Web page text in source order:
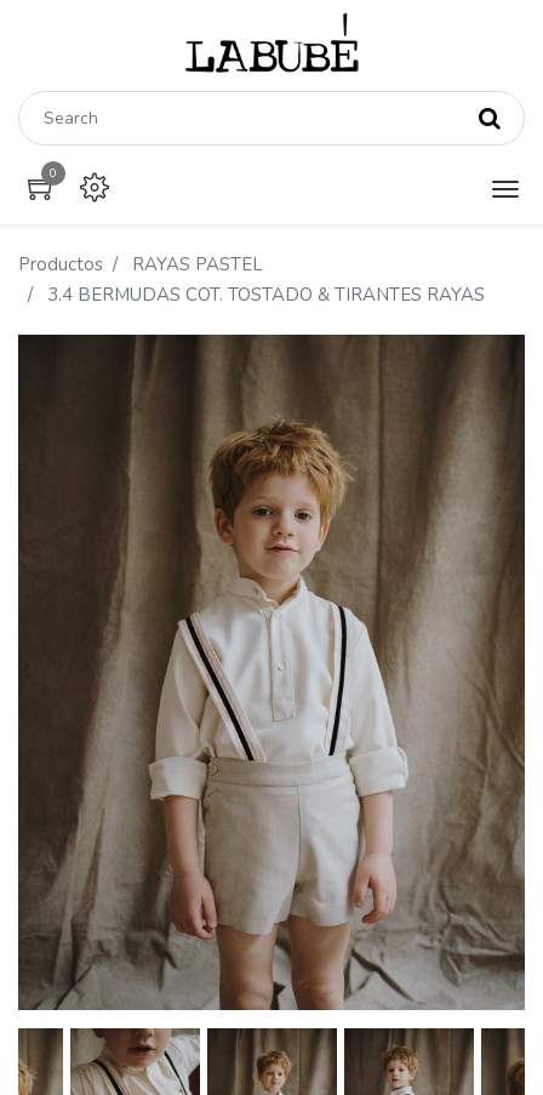
0
Productos
RAYAS PASTEL
3.4 BERMUDAS COT. TOSTADO & TIRANTES RAYAS